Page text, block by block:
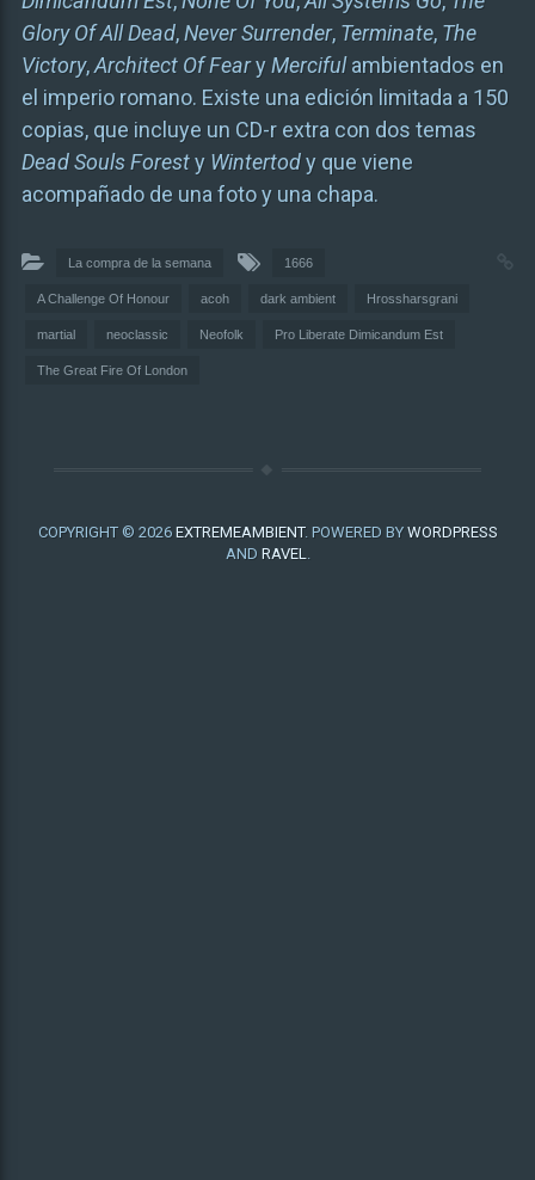
Glory Of All Dead,Never Surrender, Terminate, The
Victory,Architect Of FearyMercifulambientados en
el imperio romano. Existe una edición limitada a 150
copias, que incluye un CD-r extra con dos temas
Dead Souls Foresty Wintertody que viene
acompañado de una foto y una chapa.
La compra de la semana 1666
A Challenge Of Honour acoh dark ambient Hrossharsgrani
martial neoclassic Neofolk Pro Liberate Dimicandum Est
The Great Fire Of London
COPYRIGHT © 2026 EXTREMEAMBIENT. POWERED BY WORDPRESS
AND RAVEL.